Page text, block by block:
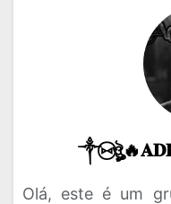
Olá, este é um